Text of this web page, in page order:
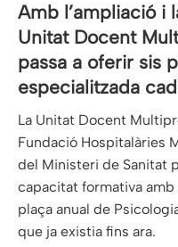
Amb l’ampliació i
Unitat Docent
passa a oferir sis
especialitzada
La Unitat Docent
Fundació Hospitalàries
del Ministeri de Sanitat
capacitat formativa amb
plaça anual de
que ja existia fins ara.